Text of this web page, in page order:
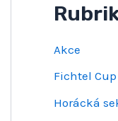
Akce
Fichtel
Horácká